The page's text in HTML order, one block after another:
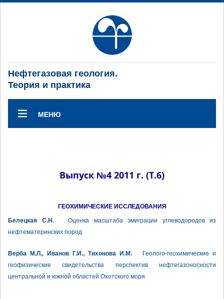
Нефтегазовая геология.
Теория и практика
МЕНЮ
Выпуск №4 2011 г. (Т.6)
ГЕОХИМИЧЕСКИЕ ИССЛЕДОВАНИЯ
Белецкая С.Н.Оценка масштаба эмиграции углеводородов из
нефтематеринских пород
Верба М.Л., Иванов Г.И., Тихонова И.М. Геолого-геохимические и
геофизические свидетельства перспектив нефтегазоносности
центральной и южной областей Охотского моря